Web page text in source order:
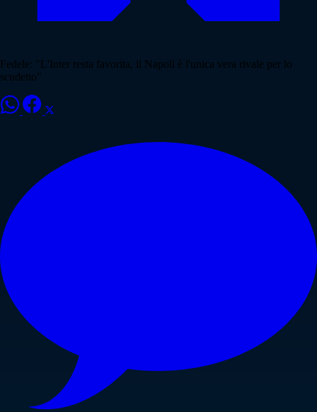
Fedele: "L'Inter resta favorita, il Napoli è l'unica vera rivale per lo
scudetto"